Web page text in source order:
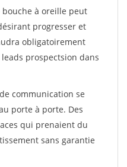
à oreille peut
progresser et
obligatoirement
prospectsion dans
communication se
porte à porte. Des
qui prenaient du
sans garantie